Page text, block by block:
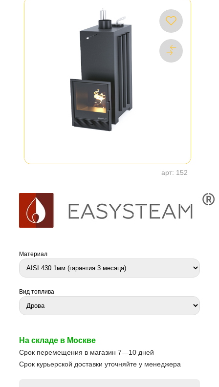
арт: 152
Материал
Вид топлива
На складе в Москве
Срок перемещения в магазин 7—10 дней
Срок курьерской доставки уточняйте у менеджера